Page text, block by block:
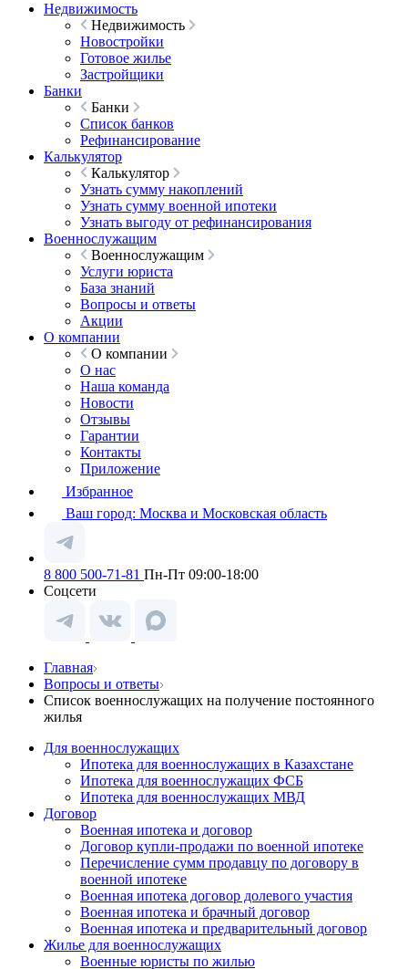
Недвижимость
Недвижимость
Новостройки
Готовое жилье
Застройщики
Банки
Банки
Список банков
Рефинансирование
Калькулятор
Калькулятор
Узнать сумму накоплений
Узнать сумму военной ипотеки
Узнать выгоду от рефинансирования
Военнослужащим
Военнослужащим
Услуги юриста
База знаний
Вопросы и ответы
Акции
О компании
О компании
О нас
Наша команда
Новости
Отзывы
Гарантии
Контакты
Приложение
Избранное
Ваш город: Москва и Московская область
8 800 500-71-81 Пн-Пт 09:00-18:00
Соцсети
Главная
Вопросы и ответы
Список военнослужащих на получение постоянного
жилья
Для военнослужащих
Ипотека для военнослужащих в Казахстане
Ипотека для военнослужащих ФСБ
Ипотека для военнослужащих МВД
Договор
Военная ипотека и договор
Договор купли-продажи по военной ипотеке
Перечисление сумм продавцу по договору в
военной ипотеке
Военная ипотека договор долевого участия
Военная ипотека и брачный договор
Военная ипотека и предварительный договор
Жилье для военнослужащих
Военные юристы по жилью